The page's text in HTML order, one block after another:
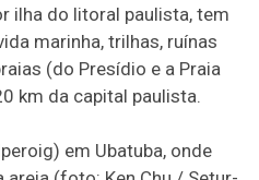
ilha do litoral paulista, tem
marinha, trilhas, ruínas
(do Presídio e a Praia
km da capital paulista.